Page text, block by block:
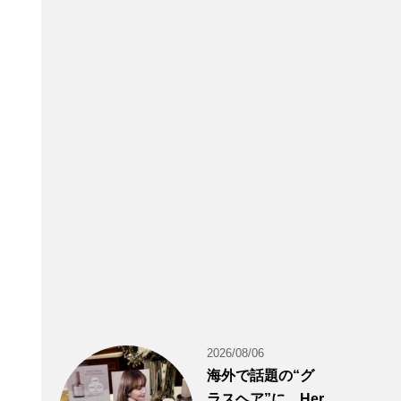
2026/08/06
海外で話題の“グ